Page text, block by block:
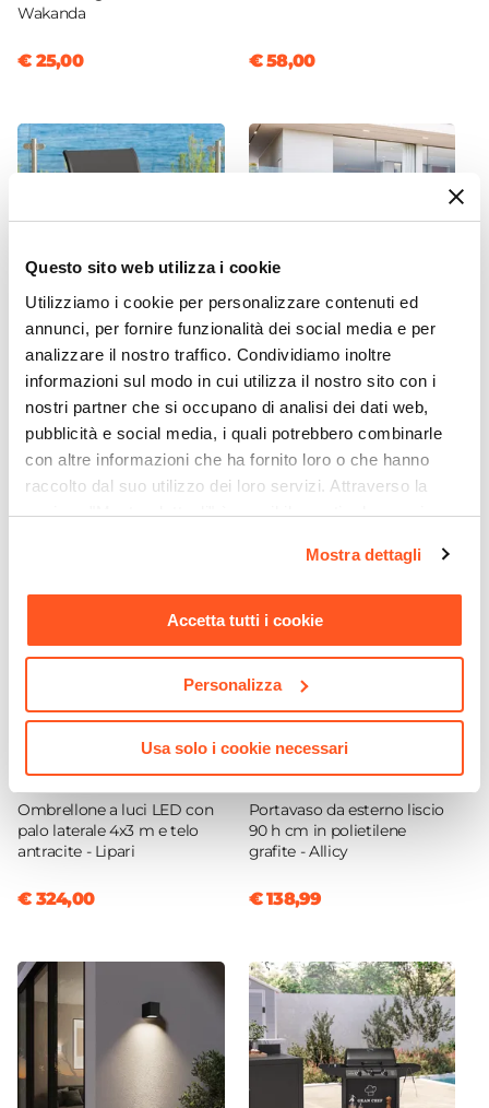
Questo sito web utilizza i cookie
Utilizziamo i cookie per personalizzare contenuti ed
annunci, per fornire funzionalità dei social media e per
analizzare il nostro traffico. Condividiamo inoltre
informazioni sul modo in cui utilizza il nostro sito con i
nostri partner che si occupano di analisi dei dati web,
pubblicità e social media, i quali potrebbero combinarle
con altre informazioni che ha fornito loro o che hanno
raccolto dal suo utilizzo dei loro servizi. Attraverso la
sezione "Mostra dettagli" è possibile gestire le proprie
momento. Per maggiori informazioni si invita a leggere la
nostraCookie Policy.
Mostra dettagli
Accetta tutti i cookie
Personalizza
Usa solo i cookie necessari
adatti per ambienti o utilizzi commerciali.
Colore Struttura
Effetto
Posti A Sedere
6 posti
8 posti|10 posti
Scorrimento
Wakanda
€ 25,00 € 58,00
CODICE:CAT-1GT
Sedia impilabile da giardino
in alluminio grafite e
textilene antracite - Catuja
€ 59,00
CODICE:ED34A
Gazebo 3x4 m tetto
scorrevole grigio e struttura
antracite - Edvige
€ 267,00
CODICE:LIP-3
Ombrellone a luci LED con
palo laterale 4x3 m e telo
antracite - Lipari
€ 324,00
CODICE:EZ9GR
Portavaso da esterno liscio
90 h cm in polietilene
grafite - Allicy
€ 138,99